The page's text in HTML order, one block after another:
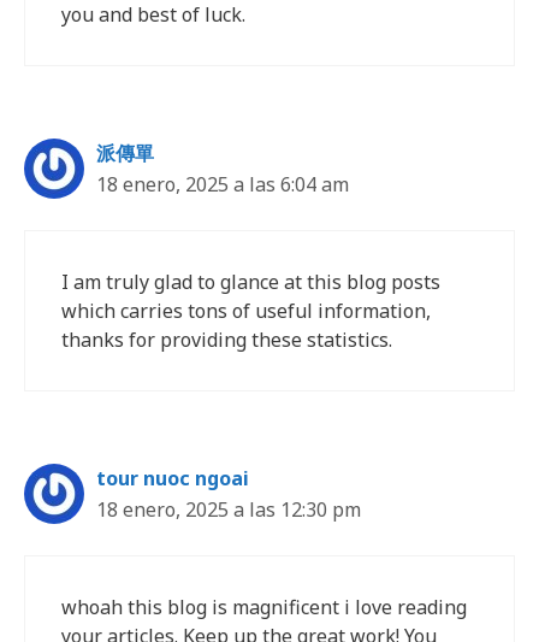
you and best of luck.
派傳單
18 enero, 2025 a las 6:04 am
I am truly glad to glance at this blog posts
which carries tons of useful information,
thanks for providing these statistics.
tour nuoc ngoai
18 enero, 2025 a las 12:30 pm
whoah this blog is magnificent i love reading
your articles. Keep up the great work! You